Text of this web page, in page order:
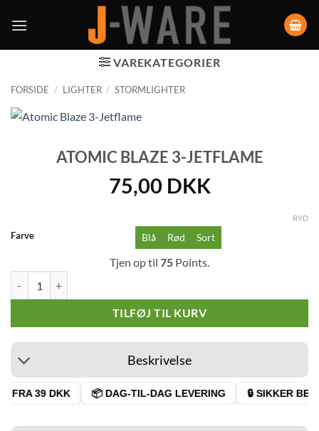
VAREKATEGORIER
FORSIDE / LIGHTER / STORMLIGHTER
ATOMIC BLAZE 3-JETFLAME
75,00 DKK
Farve Blå Rød Sort
RYD
Tjen op til 75 Points.
TILFØJ TIL KURV
Beskrivelse
FRA 39 DKK 📦 DAG-TIL-DAG LEVERING 🔒 SIKKER